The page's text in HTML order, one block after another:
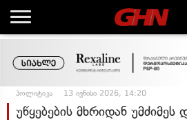
პოლიტიკა 13 ივნისი 2026, 14:20
უწყებების მხრიდან უმძიმეს